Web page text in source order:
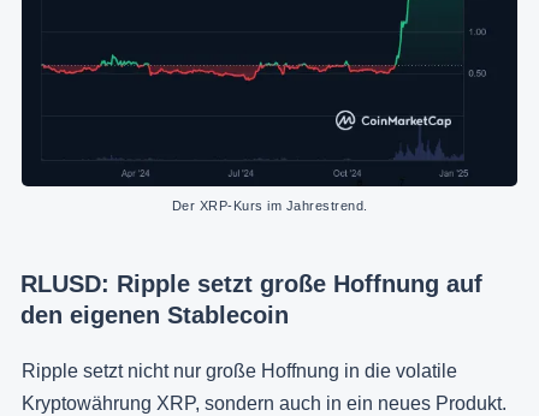
Der XRP-Kurs im Jahrestrend.
RLUSD: Ripple setzt große Hoffnung auf
den eigenen Stablecoin
Ripple setzt nicht nur große Hoffnung in die volatile
Kryptowährung XRP, sondern auch in ein neues Produkt.